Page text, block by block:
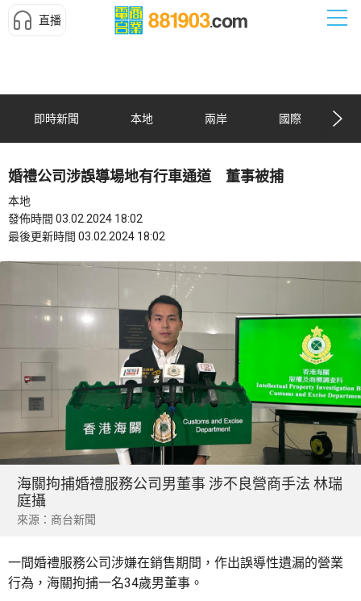
直播
即時新聞 本地 兩岸 國際
婚禮公司涉誤導場地有行車通道 董事被捕
本地
發佈時間 03.02.2024 18:02
最後更新時間 03.02.2024 18:02
海關拘捕婚禮服務公司男董事 涉不良營商手法 林瑞
庭攝
來源：商台新聞
一間婚禮服務公司涉嫌在銷售期間，作出誤導性遺漏的營業
行為，海關拘捕一名34歲男董事。